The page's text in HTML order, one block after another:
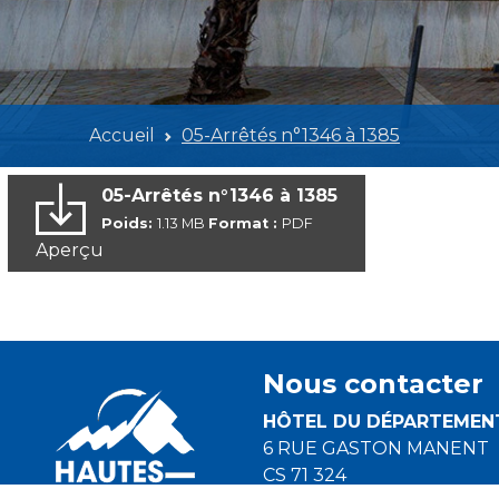
Accueil 05-Arrêtés n°1346 à 1385
05-Arrêtés n°1346 à 1385
Poids: 1.13 MB Format : PDF
Aperçu
Nous contacter
HÔTEL DU
6 RUE GASTON MANENT
CS 71 324